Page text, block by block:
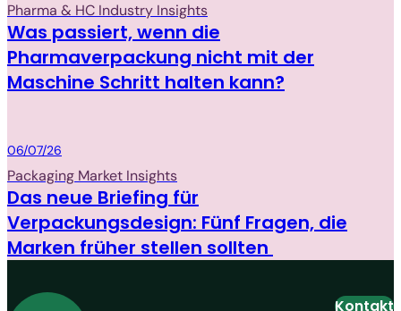
Pharma & HC Industry Insights
Was passiert, wenn die
Pharmaverpackung nicht mit der
Maschine Schritt halten kann?
Packaging
06/07/26
Packaging Market Insights
Das neue Briefing für
Verpackungsdesign: Fünf Fragen, die
Marken früher stellen sollten
Kontakt